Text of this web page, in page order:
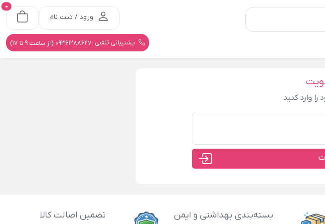
ورود / ثبت نام
0
پشتیبانی تلفنی :09361288627 (از ساعت 9 تا 17)
وارد کنید
بسته‌بندی بهداشتی و ایمن تضمین اصالت کالا